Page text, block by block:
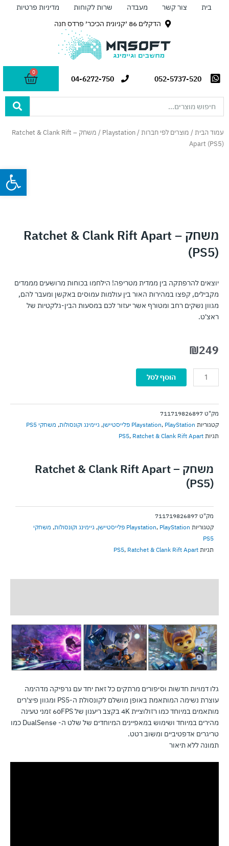
בית צור קשר מעבדה שרות לקוחות
מדיניות פרטיות
הדקלים 86 ׳קניונית הכיכר׳ פרדס חנה
052-5737-520
04-6272-750
0
עגלת
קניות
עמוד הבית / מוצרים לפי חברות /
Playstation
/ משחק – Ratchet & Clank Rift
Apart (PS5)
משחק – Ratchet & Clank Rift Apart
(PS5)
יוצאים להרפתקה בין ממדית מטריפה! הילחמו בכוחות מרושעים מממדים
מקבילים, קפצו במהירות האור בין עולמות עמוסים באקשן ומעבר להם,
מגוון נשקים רחב ומטורף אשר יעזור לכם במסעות הבין-גלקטיות של
ראצ'ט.
₪249
כמות
של
-
Ratchet
&
Clank
(PS5)
הוסף לסל
מק"ט711719826897
קטגוריות
Playstation, PlayStation פלייסטיישן , גיימינג וקונסולות, משחקי PS5
תגיות
PS5, Ratchet & Clank Rift Apart
משחק – Ratchet & Clank Rift Apart
(PS5)
מק"ט711719826897
קטגוריות
Playstation, PlayStation פלייסטיישן , גיימינג וקונסולות, משחקי
PS5
תגיות
PS5, Ratchet & Clank Rift Apart
גלו דמויות חדשות וסיפורים מרתקים כל זאת יחד עם גרפיקה מדהימה
עוצרת נשימה המותאמת באופן מושלם לקונסולת ה-PS5 ומגוון פיצ'רים
מותאמים במיוחד כמו רזולוציית 4K בקצב ריענון של 60FPS זמני טעינה
מהירים במיוחד ושימוש במאפיינים המיוחדים של שלט ה- DualSense כמו
טריגרים אדפטיביים ומשוב רטט.
תמונה ללא תיאור